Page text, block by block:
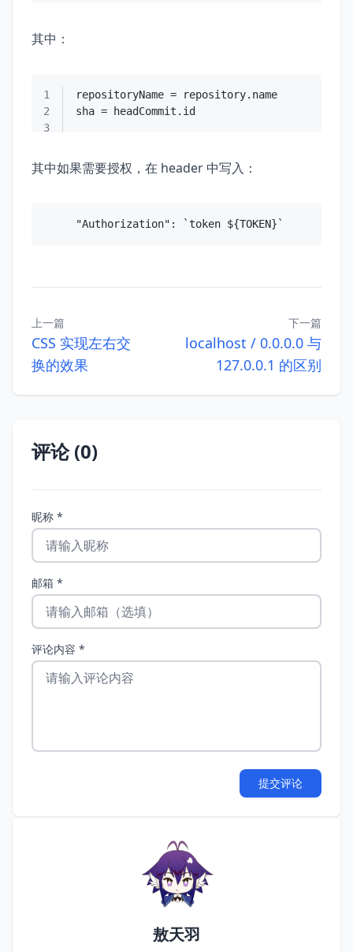
其中：
1 repositoryName = repository. name
2
sha = headCommit. id
3
其中如果需要授权，在 header 中写入：
上一篇
CSS 实现左右交
换的效果
下一篇
localhost / 0.0.0.0 与
127.0.0.1 的区别
评论 (0)
昵称 *
邮箱 *
评论内容 *
提交评论
敖天羽